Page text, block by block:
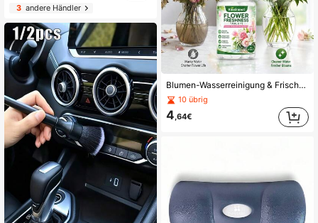
3andere Händler
Blumen-Wasserreinigung & Frischetabletten, reinigen Vasenwasser, hemmen Bakterien, entfernen Gerüche, verlängern die Blühdauer. Entwickelt für die Pflege von frischen Schnittblumen und Blumensträußen zu Hause
10 übrig
4,64€